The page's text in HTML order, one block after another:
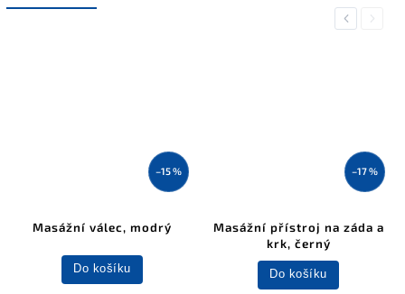
Previous
–15 %
Masážní válec, modrý
Do košíku
–17 %
Masážní přístroj na záda a
krk, černý
Do košíku
Next